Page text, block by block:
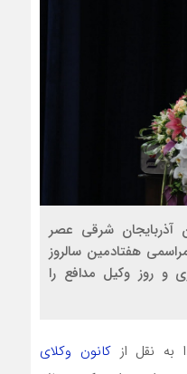
آذربایجان شرقی عصر
هفتادمین سالروز
و روز وکیل مدافع را
به نقل ازکانون وکلای